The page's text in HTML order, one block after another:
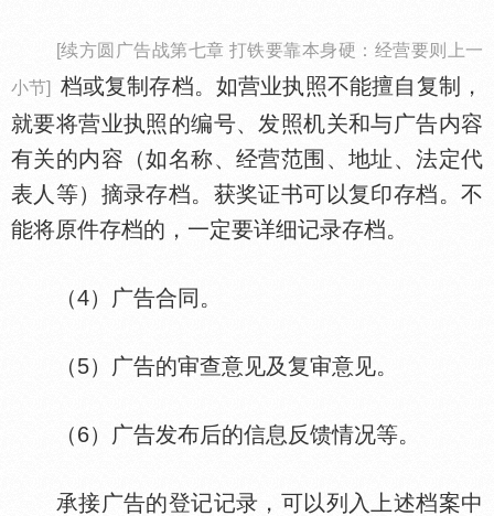
[续方圆广告战第七章 打铁要靠本身硬：经营要则上一
小节]
档或复制存档。如营业执照不能擅自复制，
就要将营业执照的编号、发照机关和与广告内容
有关的内容（如名称、经营范围、地址、法定代
表人等）摘录存档。获奖证书可以复印存档。不
能将原件存档的，一定要详细记录存档。
（4）广告合同。
（5）广告的审查意见及复审意见。
（6）广告发布后的信息反馈情况等。
承接广告的登记记录，可以列入上述档案中